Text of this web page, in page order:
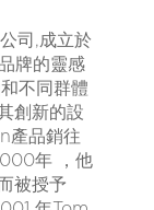
司,成立於
牌的靈感
不同群體
創新的設
產品銷往
年 ，他
被授予